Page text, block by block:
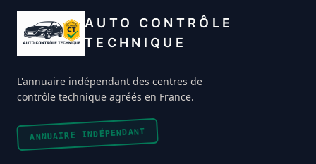
AUTO CONTRÔLE
TECHNIQUE
L'annuaire indépendant des centres de
contrôle technique agréés en France.
ANNUAIRE INDÉPENDANT